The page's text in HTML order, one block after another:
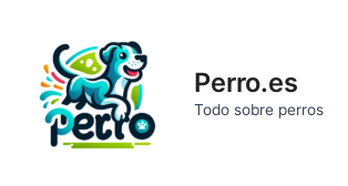
contenido
Perro.es
Todo sobre perros